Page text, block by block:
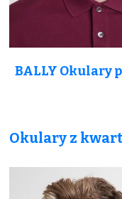
BALLY Okulary
Okulary z